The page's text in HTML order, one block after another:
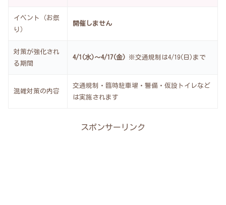
イベント（お祭
り）
開催しません
対策が強化され
る期間
4/1(水)〜4/17(金) ※交通規制は4/19(日)まで
混雑対策の内容
交通規制・臨時駐車場・警備・仮設トイレなど
は実施されます
スポンサーリンク